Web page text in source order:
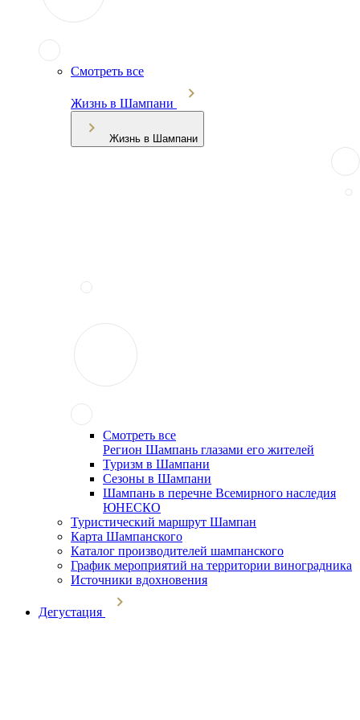
Смотреть все
Жизнь в Шампани
Жизнь в Шампани
Смотреть все
Регион Шампань глазами его жителей
Туризм в Шампани
Сезоны в Шампани
Шампань в перечне Всемирного наследия
ЮНЕСКО
Туристический маршрут Шампан
Карта Шампанского
Каталог производителей шампанского
График мероприятий на территории виноградника
Источники вдохновения
Дегустация